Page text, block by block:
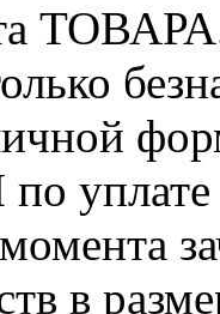
уплате
в